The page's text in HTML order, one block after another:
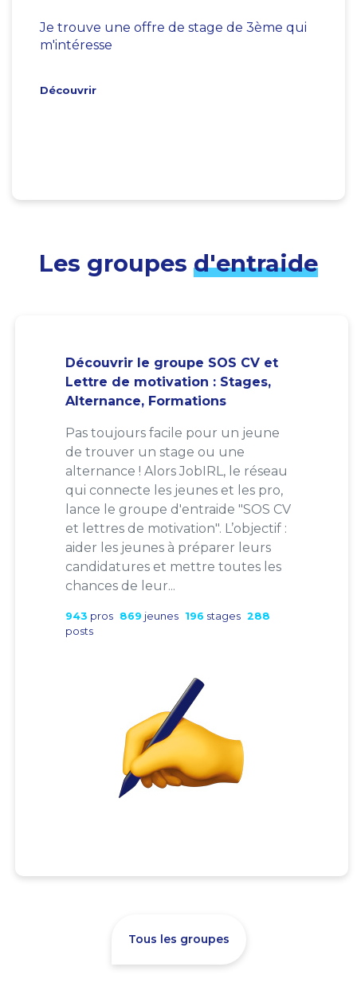
Je trouve une offre de stage de 3ème qui
m'intéresse
Découvrir
Les groupes d'entraide
Découvrir le groupe SOS CV et
Lettre de motivation : Stages,
Alternance, Formations
Pas toujours facile pour un jeune
de trouver un stage ou une
alternance ! Alors JobIRL, le réseau
qui connecte les jeunes et les pro,
lance le groupe d'entraide "SOS CV
et lettres de motivation". L’objectif :
aider les jeunes à préparer leurs
candidatures et mettre toutes les
chances de leur...
943 pros 869 jeunes 196 stages 288
posts
Tous les groupes